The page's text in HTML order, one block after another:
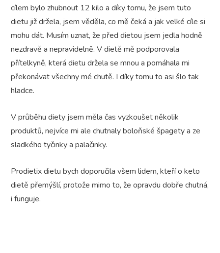
cílem bylo zhubnout 12 kilo a díky tomu, že jsem tuto
dietu již držela, jsem věděla, co mě čeká a jak velké cíle si
mohu dát. Musím uznat, že před dietou jsem jedla hodně
nezdravě a nepravidelně. V dietě mě podporovala
přítelkyně, která dietu držela se mnou a pomáhala mi
překonávat všechny mé chutě. I díky tomu to asi šlo tak
hladce.
V průběhu diety jsem měla čas vyzkoušet několik
produktů, nejvíce mi ale chutnaly boloňské špagety a ze
sladkého tyčinky a palačinky.
Prodietix dietu bych doporučila všem lidem, kteří o keto
dietě přemýšlí, protože mimo to, že opravdu dobře chutná,
i funguje.